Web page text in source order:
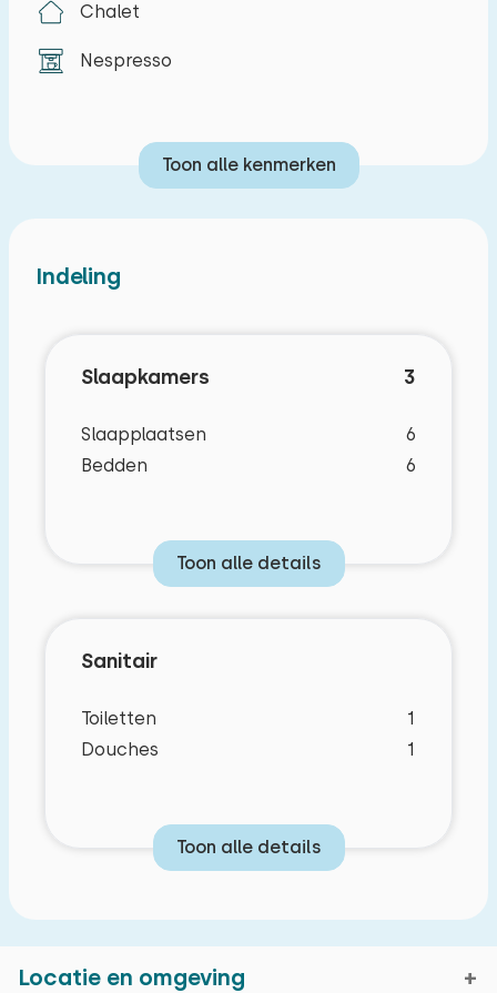
Chalet
Nespresso
Toon alle kenmerken
Indeling
Slaapkamers 3
Slaapplaatsen
6
Bedden
6
Toon alle details
Sanitair
Toiletten
1
Douches
1
Toon alle details
Locatie en omgeving